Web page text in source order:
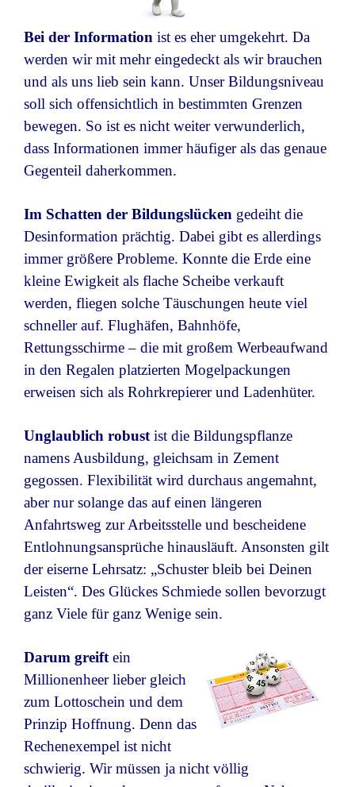
Bei der Information ist es eher umgekehrt. Da
werden wir mit mehr eingedeckt als wir brauchen
und als uns lieb sein kann. Unser Bildungsniveau
soll sich offensichtlich in bestimmten Grenzen
bewegen. So ist es nicht weiterverwunderlich,
dass Informationen immer häufiger als das genaue
Gegenteil daherkommen.
Im Schatten der Bildungslücken gedeiht die
Desinformation prächtig. Dabei gibt es allerdings
immer größere Probleme. Konnte die Erde eine
kleine Ewigkeit als flache Scheibe verkauft
werden, fliegen solche Täuschungen heute viel
schneller auf. Flughäfen, Bahnhöfe,
Rettungsschirme – die mit großem Werbeaufwand
in den Regalen platzierten Mogelpackungen
erweisen sich als Rohrkrepierer und Ladenhüter.
Unglaublich robust ist die Bildungspflanze
namens Ausbildung, gleichsam in Zement
gegossen. Flexibilität wird durchaus angemahnt,
aber nur solange das auf einen längeren
Anfahrtsweg zur Arbeitsstelle und bescheidene
Entlohnungsansprüche hinausläuft. Ansonsten gilt
der eiserne Lehrsatz: „Schuster bleib bei Deinen
Leisten“. Des Glückes Schmiede sollen bevorzugt
ganz Viele für ganz Wenige sein.
Darum greift ein
Millionenheer lieber gleich
zum Lottoschein und dem
Prinzip Hoffnung. Denn das
Rechenexempel ist nicht
schwierig. Wir müssen ja nicht völlig